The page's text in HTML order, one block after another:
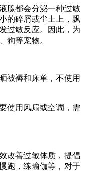
腺都会分泌一种过敏
的碎屑或尘土上，飘
过敏反应。因此，为
狗等宠物。
被褥和床单，不使用
使用风扇或空调，需
改善过敏体质，提倡
跑，练瑜伽等，对于